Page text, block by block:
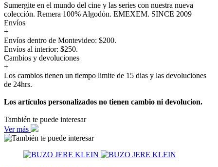
Sumergite en el mundo del cine y las series con nuestra nueva
colección. Remera 100% Algodón. EMEXEM. SINCE 2009
Envíos
+
Envíos dentro de Montevideo: $200.
Envíos al interior: $250.
Cambios y devoluciones
+
Los cambios tienen un tiempo limite de 15 dias y las devoluciones
de 24hrs.
Los artículos personalizados no tienen cambio ni devolucion.
También te puede interesar
Ver más